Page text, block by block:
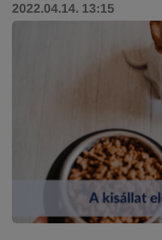
2022.04.14. 13:15